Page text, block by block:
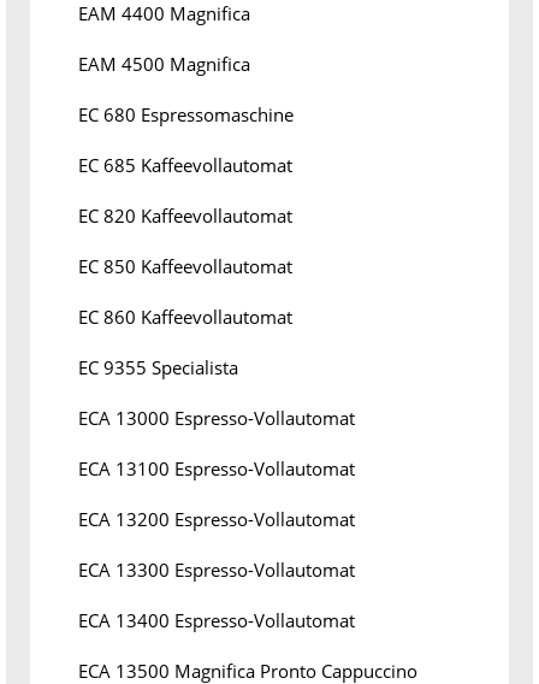
EAM 4400 Magnifica
EAM 4500 Magnifica
EC 680 Espressomaschine
EC 685 Kaffeevollautomat
EC 820 Kaffeevollautomat
EC 850 Kaffeevollautomat
EC 860 Kaffeevollautomat
EC 9355 Specialista
ECA 13000 Espresso-Vollautomat
ECA 13100 Espresso-Vollautomat
ECA 13200 Espresso-Vollautomat
ECA 13300 Espresso-Vollautomat
ECA 13400 Espresso-Vollautomat
ECA 13500 Magnifica Pronto Cappuccino